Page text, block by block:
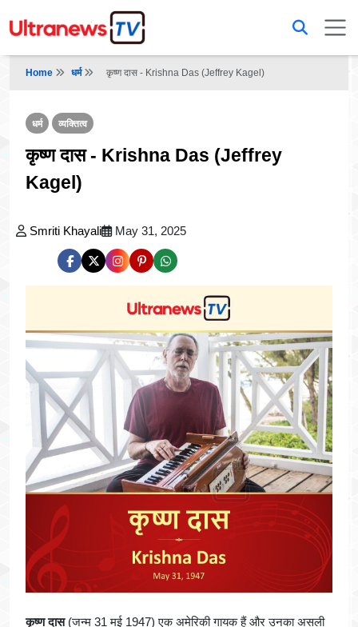
Home धर्म कृष्ण दास - Krishna Das (Jeffrey Kagel)
धर्म व्यक्तित्व
कृष्ण दास - Krishna Das (Jeffrey
Kagel)
Smriti Khayali May 31, 2025
कृष्ण दास(जन्म 31 मई 1947) एक अमेरिकी गायक हैं और उनका असली